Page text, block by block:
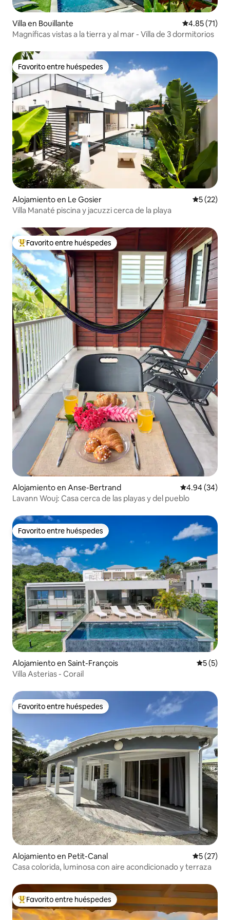
Villa en Bouillante Calificación
4.85 (71)
Magníficas vistas a la tierra y al mar - Villa de 3 dormitorios
Favorito entre huéspedes
Favorito entre huéspedes
Alojamiento en Le Gosier
5 (22)
Villa Manaté piscina y jacuzzi cerca de la playa
Favorito entre huéspedes preferido
Favorito entre huéspedes
Alojamiento en Anse-Bertrand Calificación
4.94 (34)
Lavann Wouj: Casa cerca de las playas y del pueblo
Favorito entre huéspedes
Favorito entre huéspedes
Alojamiento en Saint-François
5 (5)
Villa Asterias - Corail
Favorito entre huéspedes
Favorito entre huéspedes
Alojamiento en Petit-Canal
5 (27)
Casa colorida, luminosa con aire acondicionado y terraza
Favorito entre huéspedes preferido
Favorito entre huéspedes